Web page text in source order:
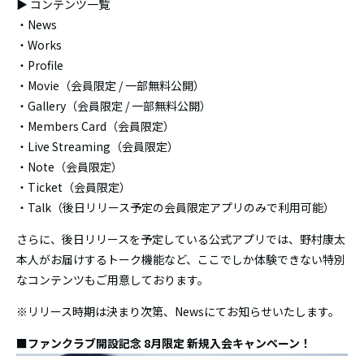
▶︎ コンテンツ一覧
・News
・Works
・Profile
・Movie（会員限定 / 一部無料公開）
・Gallery（会員限定 / 一部無料公開）
・Members Card（会員限定）
・Live Streaming（会員限定）
・Note（会員限定）
・Ticket（会員限定）
・Talk（後日リリース予定の会員限定アプリのみで利用可能）
さらに、後日リリースを予定している公式アプリでは、野村康太
本人がお届けするトーク機能など、ここでしか体験できない特別
なコンテンツもご用意しております。
※リリース時期は決まり次第、Newsにてお知らせいたします。
■ファンクラブ開設記念 8月限定 新規入会キャンペーン！